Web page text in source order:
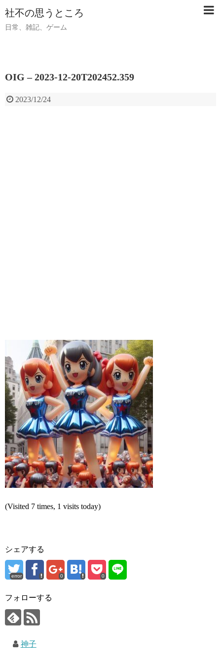
社不の思うところ
日常、雑記、ゲーム
OIG – 2023-12-20T202452.359
2023/12/24
(Visited 7 times, 1 visits today)
シェアする
error 0 0
フォローする
神子